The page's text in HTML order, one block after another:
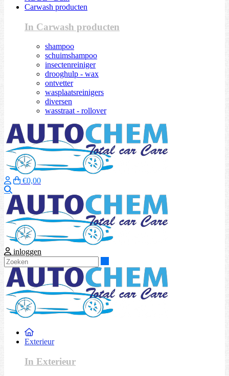
Carwash producten
In Carwash producten
shampoo
schuimshampoo
insectenreiniger
drooghulp - wax
ontvetter
wasplaatsreinigers
diversen
wasstraat - rollover
€0,00
inloggen
Exterieur
In Exterieur